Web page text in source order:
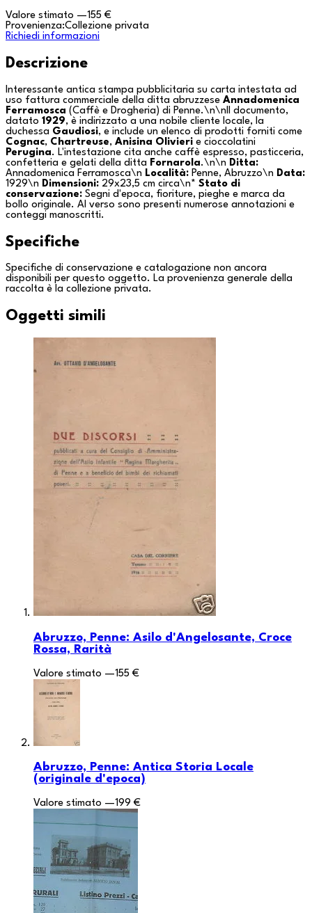
Valore stimato —155 €
Provenienza:Collezione privata
Richiedi informazioni
Descrizione
Interessante antica stampa pubblicitaria su carta intestata ad
uso fattura commerciale della ditta abruzzese Annadomenica
Ferramosca (Caffè e Drogheria) di Penne.\n\nIl documento,
datato 1929, è indirizzato a una nobile cliente locale, la
duchessa Gaudiosi, e include un elenco di prodotti forniti come
Cognac, Chartreuse, Anisina Olivieri e cioccolatini
Perugina. L'intestazione cita anche caffè espresso, pasticceria,
confetteria e gelati della ditta Fornarola.\n\n Ditta:
Annadomenica Ferramosca\n Località: Penne, Abruzzo\n Data:
1929\n Dimensioni: 29x23,5 cm circa\n* Stato di
conservazione: Segni d'epoca, fioriture, pieghe e marca da
bollo originale. Al verso sono presenti numerose annotazioni e
conteggi manoscritti.
Specifiche
Specifiche di conservazione e catalogazione non ancora
disponibili per questo oggetto. La provenienza generale della
raccolta è la collezione privata.
Oggetti simili
Abruzzo, Penne: Asilo d'Angelosante, Croce
Rossa, Rarità
Valore stimato —155 €
Abruzzo, Penne: Antica Storia Locale
(originale d'epoca)
Valore stimato —199 €